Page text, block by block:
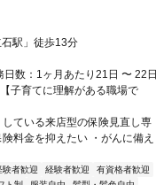
駅」徒歩13分
数：1ヶ月あたり21日 〜 22日
子育てに理解がある職場で
ている来店型の保険見直し専
料金を抑えたい ・がんに備え
験者歓迎 経験者歓迎
有資格者歓迎